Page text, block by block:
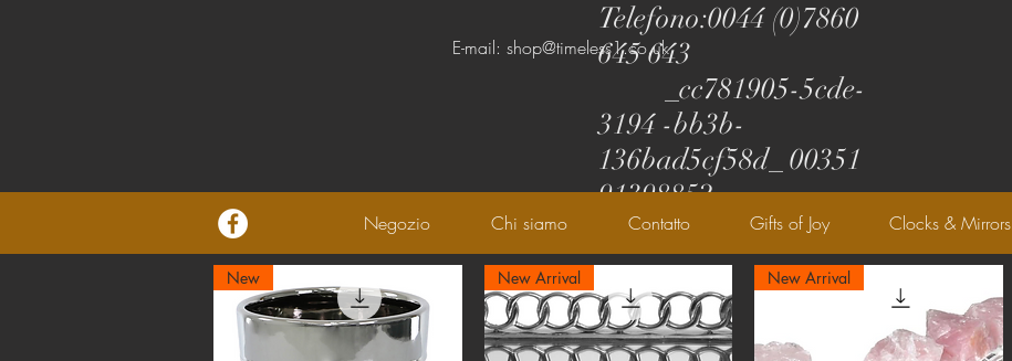
E-mail: shop@timeless1.co.uk
Telefono:0044 (0)7860
645 643
_cc781905-5cde-
3194 -bb3b-
136bad5cf58d_ 00351
91398852
Negozio Chi siamo Contatto Gifts of Joy Clocks & Mirrors
New New Arrival New Arrival